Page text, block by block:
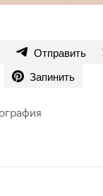
Отправить
Запинить